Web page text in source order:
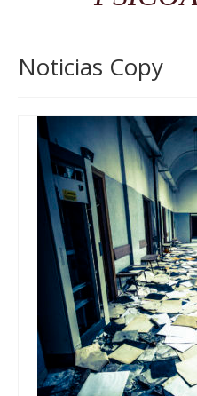
Noticias Copy